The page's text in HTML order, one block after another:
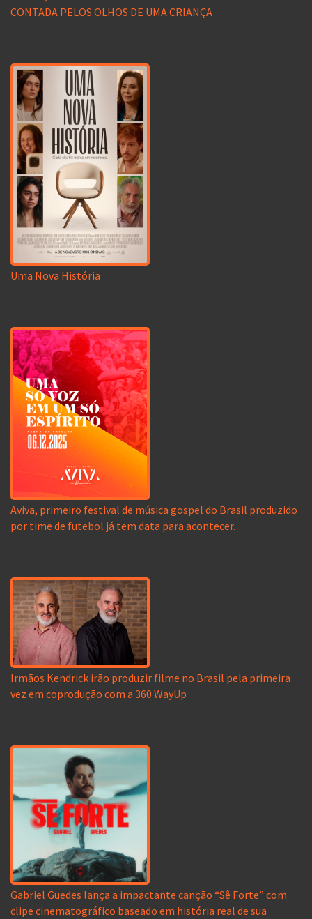
CONTADA PELOS OLHOS DE UMA CRIANÇA
Uma Nova História
Aviva, primeiro festival de música gospel do Brasil produzido
por time de futebol já tem data para acontecer.
Irmãos Kendrick irão produzir filme no Brasil pela primeira
vez em coprodução com a 360 WayUp
Gabriel Guedes lança a impactante canção “Sê Forte” com
clipe cinematográfico baseado em história real de sua